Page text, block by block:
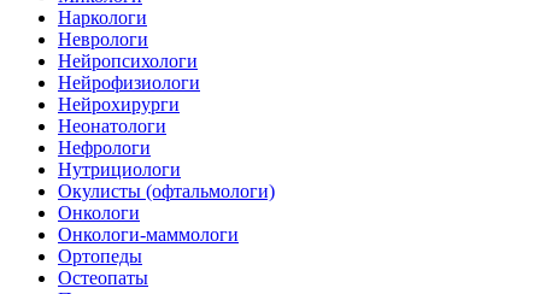
Наркологи
Неврологи
Нейропсихологи
Нейрофизиологи
Нейрохирурги
Неонатологи
Нефрологи
Нутрициологи
Окулисты (офтальмологи)
Онкологи
Онкологи-маммологи
Ортопеды
Остеопаты